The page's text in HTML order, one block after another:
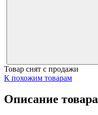
Товар снят с продажи
К похожим товарам
Описание товара